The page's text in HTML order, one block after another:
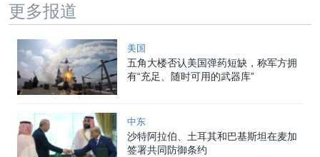
更多报道
美国
五角大楼否认美国弹药短缺，称军方拥
有“充足、随时可用的武器库”
中东
沙特阿拉伯、土耳其和巴基斯坦在麦加
签署共同防御条约